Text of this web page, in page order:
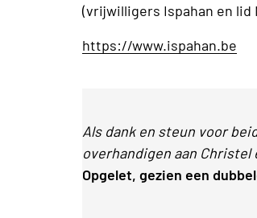
(vrijwilligers Ispahan en
https://www.ispahan.be
Als dank en steun voor
overhandigen aan Christel
Opgelet, gezien een